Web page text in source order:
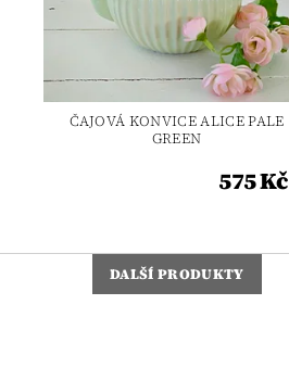
ČAJOVÁ KONVICE ALICE PALE
GREEN
575 Kč
DALŠÍ PRODUKTY